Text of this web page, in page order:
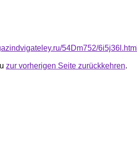
54Dm752/6i5j36l.html
zur vorherigen Seite zurückkehren.